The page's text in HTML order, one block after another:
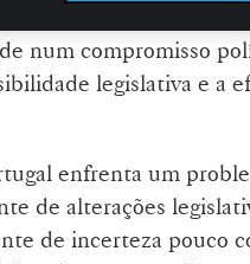
saber não intervir.
num compromisso
legislativa e a
enfrenta um
de alterações
de incerteza pouco